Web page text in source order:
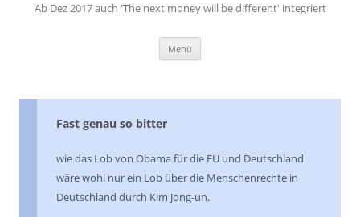
Ab Dez 2017 auch 'The next money will be different' integriert
Menü
Fast genau so bitter
wie das Lob von Obama für die EU und Deutschland
wäre wohl nur ein Lob über die Menschenrechte in
Deutschland durch Kim Jong-un.